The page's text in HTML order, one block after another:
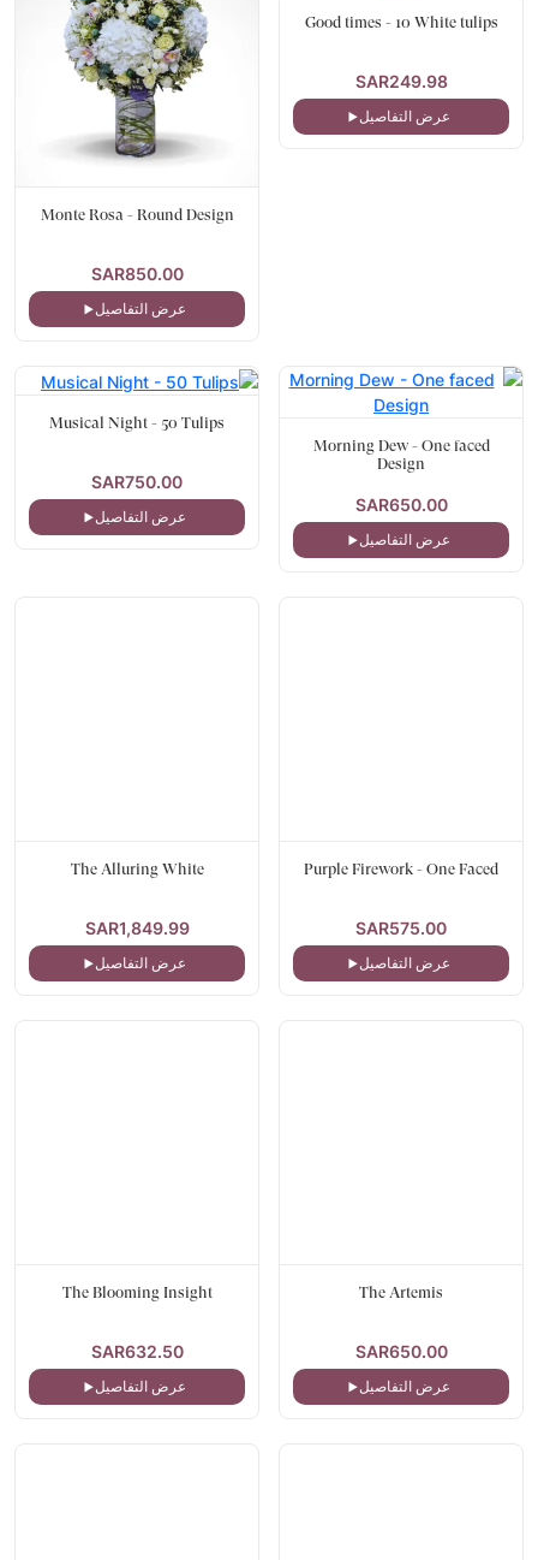
Good times - 10 White tulips
SAR249.98
عرض التفاصيل
Monte Rosa - Round Design
SAR850.00
عرض التفاصيل
Morning Dew - One faced
Design
SAR650.00
عرض التفاصيل
Musical Night - 50 Tulips
SAR750.00
عرض التفاصيل
Purple Firework - One Faced
SAR575.00
عرض التفاصيل
The Alluring White
SAR1,849.99
عرض التفاصيل
The Artemis
SAR650.00
عرض التفاصيل
The Blooming Insight
SAR632.50
عرض التفاصيل